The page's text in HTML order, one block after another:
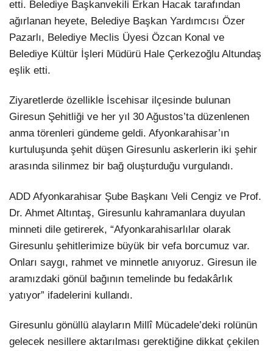
etti. Belediye Başkanvekili Erkan Hacak tarafından
ağırlanan heyete, Belediye Başkan Yardımcısı Özer
Pazarlı, Belediye Meclis Üyesi Özcan Konal ve
Belediye Kültür İşleri Müdürü Hale Çerkezoğlu Altundaş
eşlik etti.
Ziyaretlerde özellikle İscehisar ilçesinde bulunan
Giresun Şehitliği ve her yıl 30 Ağustos’ta düzenlenen
anma törenleri gündeme geldi. Afyonkarahisar’ın
kurtuluşunda şehit düşen Giresunlu askerlerin iki şehir
arasında silinmez bir bağ oluşturduğu vurgulandı.
ADD Afyonkarahisar Şube Başkanı Veli Cengiz ve Prof.
Dr. Ahmet Altıntaş, Giresunlu kahramanlara duyulan
minneti dile getirerek, “Afyonkarahisarlılar olarak
Giresunlu şehitlerimize büyük bir vefa borcumuz var.
Onları saygı, rahmet ve minnetle anıyoruz. Giresun ile
aramızdaki gönül bağının temelinde bu fedakârlık
yatıyor” ifadelerini kullandı.
Giresunlu gönüllü alayların Millî Mücadele’deki rolünün
gelecek nesillere aktarılması gerektiğine dikkat çekilen